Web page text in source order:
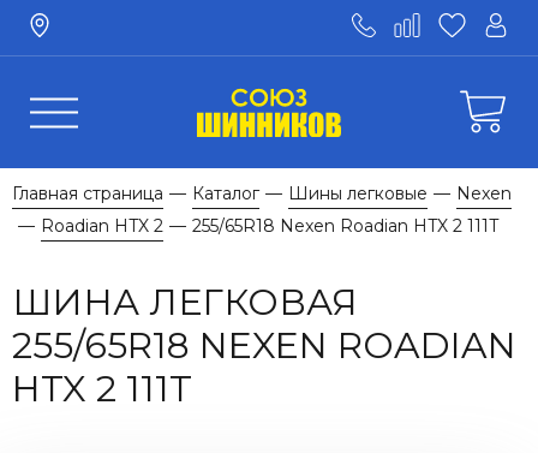
Главная страница — Каталог — Шины легковые — Nexen
— Roadian HTX 2 — 255/65R18 Nexen Roadian HTX 2 111T
ШИНА ЛЕГКОВАЯ
255/65R18 NEXEN ROADIAN
HTX 2 111T